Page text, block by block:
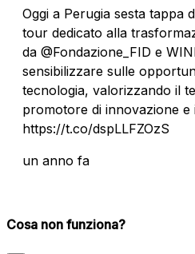
Oggi a Perugia sesta tappa
tour dedicato alla
da @Fondazione_FID e
sensibilizzare sulle
tecnologia, valorizzando il
promotore di innovazione e
https://t.co/dspLLFZOzS
un anno fa
Cosa non funziona?